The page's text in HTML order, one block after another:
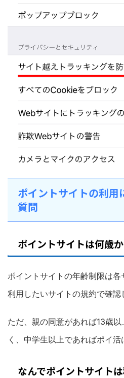
ポイントサイトの利用
質問
ポイントサイトは何歳
ポイントサイトの年齢制限は各
利用したいサイトの規約で確認
ただ、親の同意があれば13歳
く、中学生以上であればポイ活
なんでポイントサイト